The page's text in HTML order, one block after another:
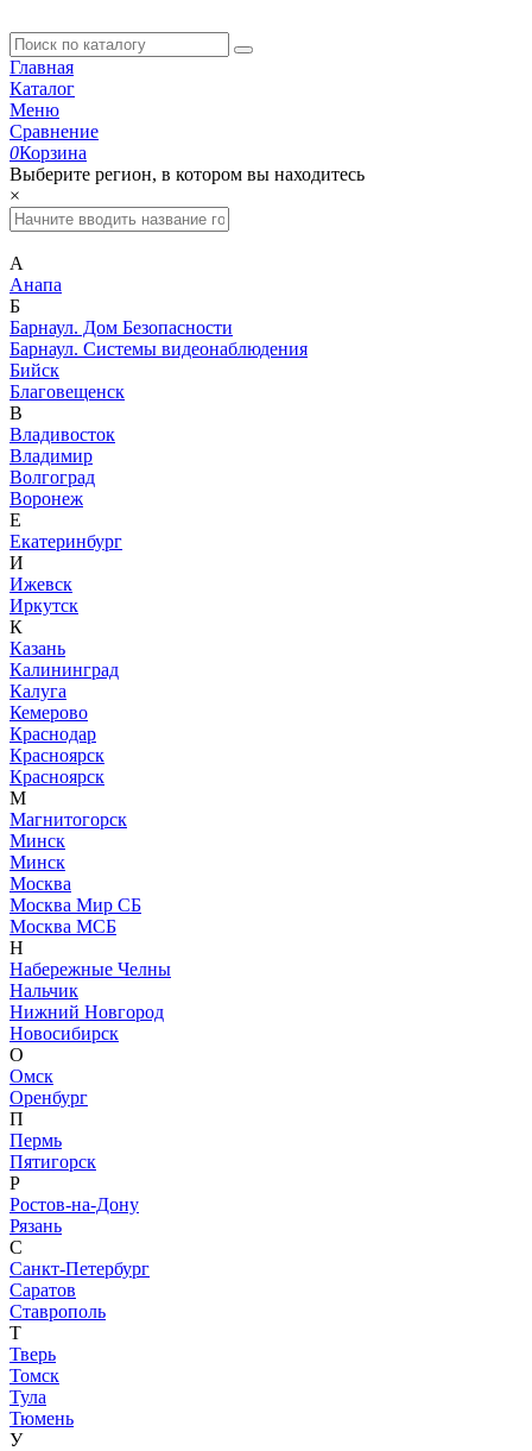
Главная
Каталог
Меню
Сравнение
0Корзина
Выберите регион, в котором вы находитесь
×
А
Анапа
Б
Барнаул. Дом Безопасности
Барнаул. Системы видеонаблюдения
Бийск
Благовещенск
В
Владивосток
Владимир
Волгоград
Воронеж
Е
Екатеринбург
И
Ижевск
Иркутск
К
Казань
Калининград
Калуга
Кемерово
Краснодар
Красноярск
Красноярск
М
Магнитогорск
Минск
Минск
Москва
Москва Мир СБ
Москва МСБ
Н
Набережные Челны
Нальчик
Нижний Новгород
Новосибирск
О
Омск
Оренбург
П
Пермь
Пятигорск
Р
Ростов-на-Дону
Рязань
С
Санкт-Петербург
Саратов
Ставрополь
Т
Тверь
Томск
Тула
Тюмень
У